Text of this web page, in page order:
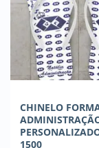
CHINELO
1500